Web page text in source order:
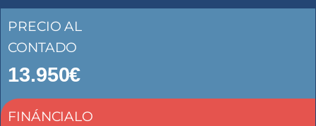
PRECIO AL
CONTADO
13.950€
FINÁNCIALO